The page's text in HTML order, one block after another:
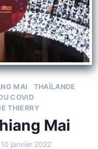
MAI
THAÏLANDE
COVID
THIERRY
Mai
10 janvier 2022